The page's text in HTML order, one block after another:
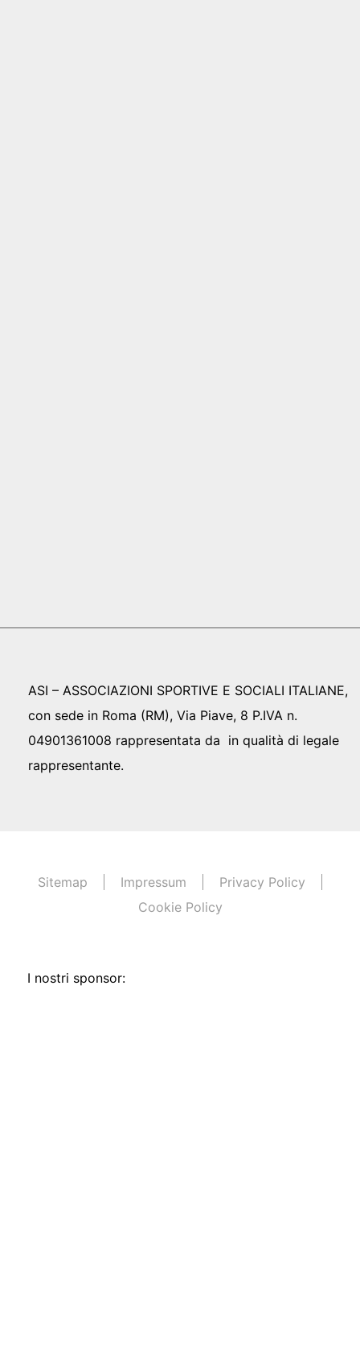
ASI – ASSOCIAZIONI SPORTIVE E SOCIALI ITALIANE,
con sede in Roma (RM), Via Piave, 8 P.IVA n.
04901361008 rappresentata da in qualità di legale
rappresentante.
Sitemap Impressum
Privacy Policy
Cookie Policy
I nostri sponsor: